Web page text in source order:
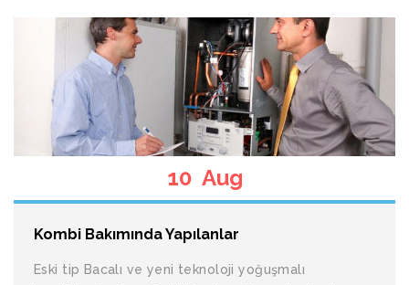
10 Aug
Kombi Bakımında Yapılanlar
Eski tip Bacalı ve yeni teknoloji yoğuşmalı